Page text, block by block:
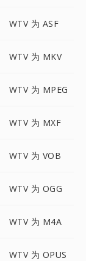
WTV 为 ASF
WTV 为 MKV
WTV 为 MPEG
WTV 为 MXF
WTV 为 VOB
WTV 为 OGG
WTV 为 M4A
WTV 为 OPUS